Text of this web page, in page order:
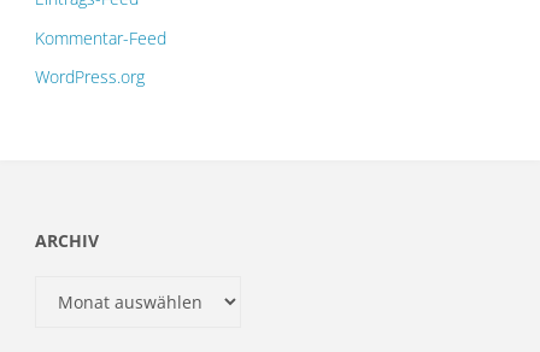
Kommentar-Feed
WordPress.org
ARCHIV